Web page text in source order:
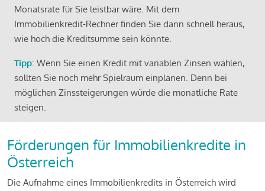
Monatsrate für Sie leistbar wäre. Mit dem
Immobilienkredit-Rechner finden Sie dann schnell heraus,
wie hoch die Kreditsumme sein könnte.
Tipp: Wenn Sie einen Kredit mit variablen Zinsen wählen,
sollten Sie noch mehr Spielraum einplanen. Denn bei
möglichen Zinssteigerungen würde die monatliche Rate
steigen.
Förderungen für Immobilienkredite in
Österreich
Die Aufnahme eines Immobilienkredits in Österreich wird